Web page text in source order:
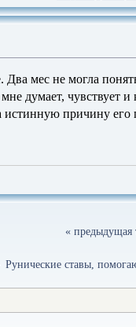
мес не могла
думает, чувствует и
истинную причину его
« предыдущая
Рунические ставы,